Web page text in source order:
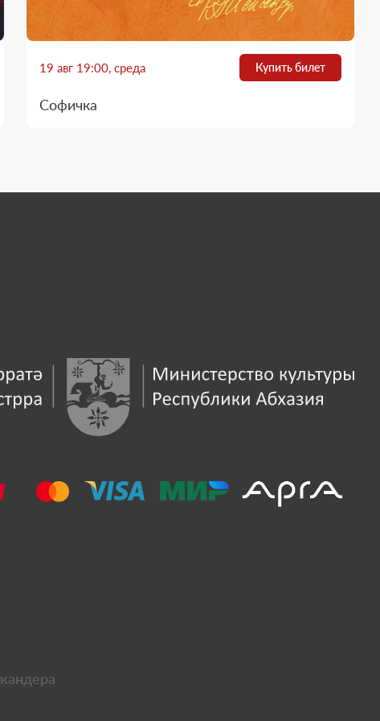
19 авг 19:00, среда Купить билет
Софичка